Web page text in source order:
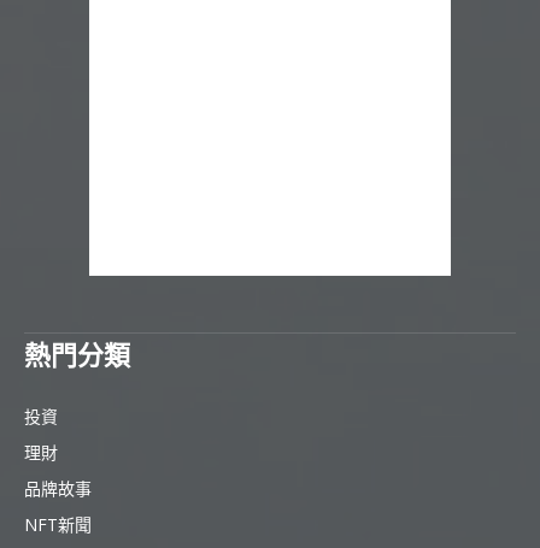
熱門分類
投資
理財
品牌故事
NFT新聞